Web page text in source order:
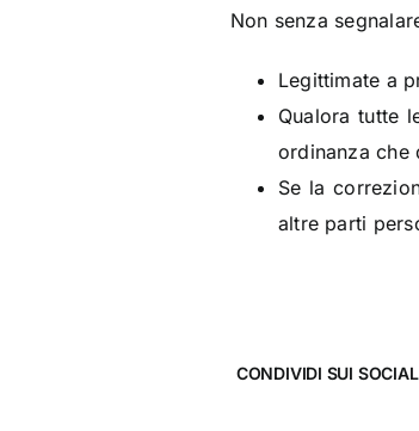
Non senza
Legittimate a
Qualora tutte
ordinanza che
Se la
altre parti
CONDIVIDI SUI SOCIAL